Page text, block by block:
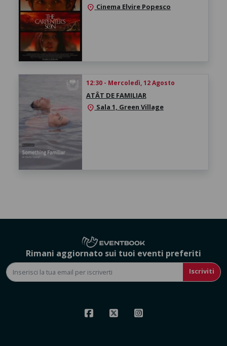
location_on Cinema Elvire Popesco
12:30 - Mercoledì, 12 Agosto
ATÂT DE FAMILIAR
location_on Sala 1, Green Village
Rimani aggiornato sui tuoi eventi preferiti
Iscriviti